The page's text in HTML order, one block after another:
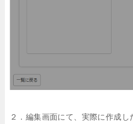
２．編集画面にて、実際に作成し